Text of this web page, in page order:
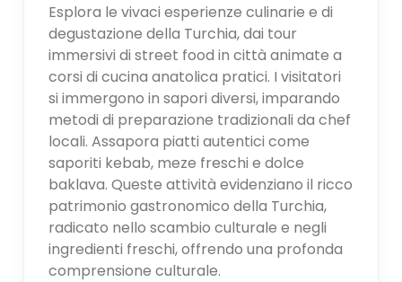
Esplora le vivaci esperienze culinarie e di
degustazione della Turchia, dai tour
immersivi di street food in città animate a
corsi di cucina anatolica pratici. I visitatori
si immergono in sapori diversi, imparando
metodi di preparazione tradizionali da chef
locali. Assapora piatti autentici come
saporiti kebab, meze freschi e dolce
baklava. Queste attività evidenziano il ricco
patrimonio gastronomico della Turchia,
radicato nello scambio culturale e negli
ingredienti freschi, offrendo una profonda
comprensione culturale.